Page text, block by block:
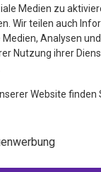
Medien zu
Wir teilen auch
Analysen
Nutzung ihrer
Website finden